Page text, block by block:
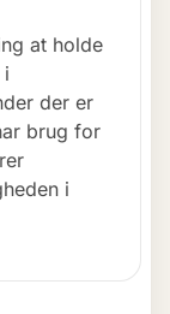
at holde
i
der er
brug for
i